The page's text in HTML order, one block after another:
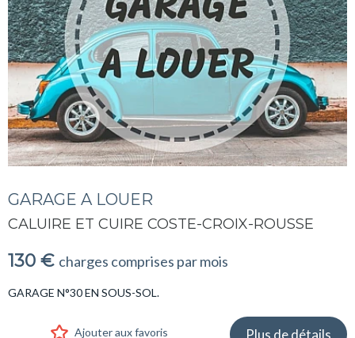
GARAGE A LOUER
CALUIRE ET CUIRE COSTE-CROIX-ROUSSE
130 € charges comprises par mois
GARAGE N°30 EN SOUS-SOL.
Ajouter aux favoris Plus de détails